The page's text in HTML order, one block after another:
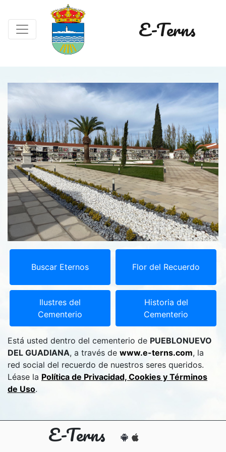
E-Terns
Buscar Eternos Flor del Recuerdo
Ilustres del
Cementerio
Historia del
Cementerio
Está usted dentro del cementerio de PUEBLONUEVO
DEL GUADIANA, a través de www.e-terns.com, la
red social del recuerdo de nuestros seres queridos.
Léase la Política de Privacidad, Cookies y Términos
de Uso.
E-Terns